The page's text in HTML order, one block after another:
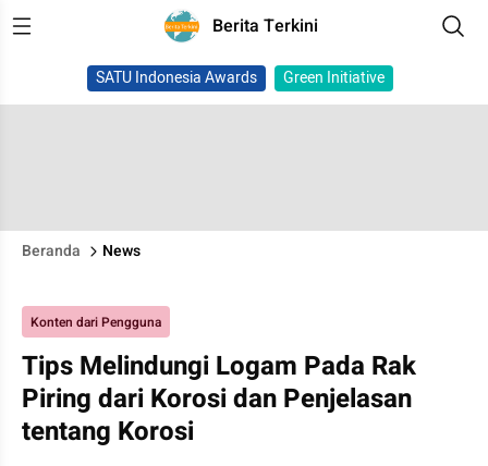
Berita Terkini
SATU Indonesia Awards Green Initiative
Beranda News
Konten dari Pengguna
Tips Melindungi Logam Pada Rak
Piring dari Korosi dan Penjelasan
tentang Korosi